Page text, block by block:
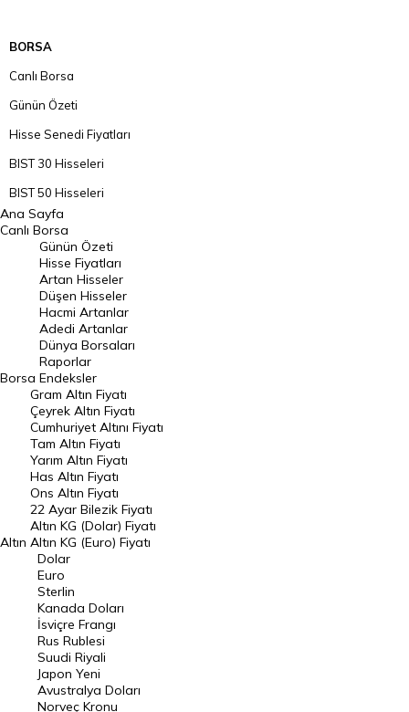
BORSA
Canlı Borsa
Günün Özeti
Hisse Senedi Fiyatları
BIST 30 Hisseleri
BIST 50 Hisseleri
BIST 100 Hisseleri
En Çok Artan Hisseler
En Çok Düşen Hisseler
Hacmi Artanlar
Geçmiş Kapanışlar
Dünya Borsaları
Raporlar
Endeksler
DÖVİZ
Döviz Kuru
Dolar Kuru
Euro Kuru
Pound Kuru
Frank Kuru
Riyal Kuru
Avustralya Doları
Danimarka Kronu Kuru
Ana Sayfa
Canlı Borsa
Borsa
Günün Özeti
Hisse Fiyatları
Artan Hisseler
Düşen Hisseler
Hacmi Artanlar
Adedi Artanlar
Dünya Borsaları
Raporlar
Endeksler
Altın
Gram Altın Fiyatı
Çeyrek Altın Fiyatı
Cumhuriyet Altını Fiyatı
Tam Altın Fiyatı
Yarım Altın Fiyatı
Has Altın Fiyatı
Ons Altın Fiyatı
22 Ayar Bilezik Fiyatı
Altın KG (Dolar) Fiyatı
Altın KG (Euro) Fiyatı
Dolar
Euro
Sterlin
Kanada Doları
İsviçre Frangı
Rus Rublesi
Suudi Riyali
Japon Yeni
Avustralya Doları
Norveç Kronu